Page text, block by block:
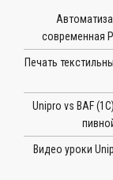
современная
Печать
Unipro vs BAF
Видео уроки